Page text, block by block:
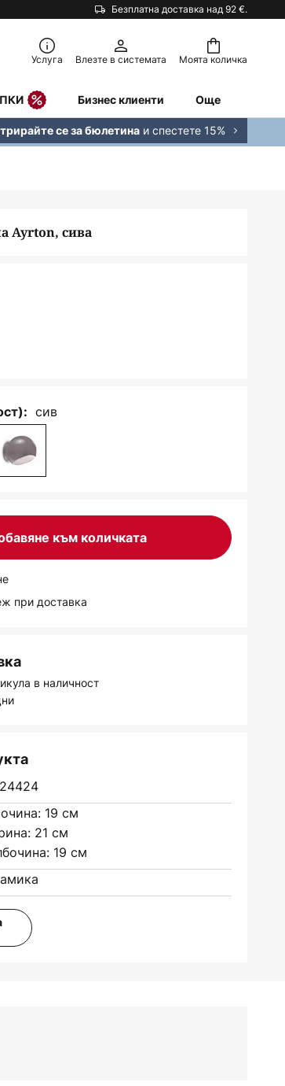
Безплатна доставка над 92 €.
Моята количка
Услуга Влезте в системата
Бизнес клиенти Още
се за бюлетина и спестете 15%
Ayrton, сива
сив
към количката
при доставка
в наличност
19 см
21 см
19 см